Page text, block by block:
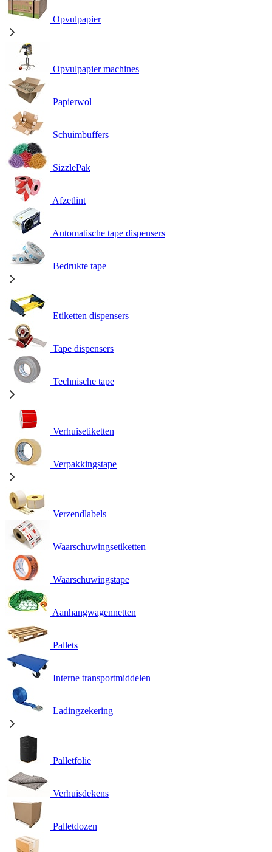
Opvulpapier
Opvulpapier machines
Papierwol
Schuimbuffers
SizzlePak
Afzetlint
Automatische tape dispensers
Bedrukte tape
Etiketten dispensers
Tape dispensers
Technische tape
Verhuisetiketten
Verpakkingstape
Verzendlabels
Waarschuwingsetiketten
Waarschuwingstape
Aanhangwagennetten
Pallets
Interne transportmiddelen
Ladingzekering
Palletfolie
Verhuisdekens
Palletdozen